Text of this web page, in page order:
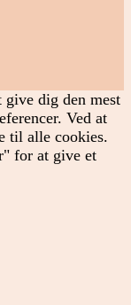
give dig den mest
Ved at
til alle cookies.
for at give et